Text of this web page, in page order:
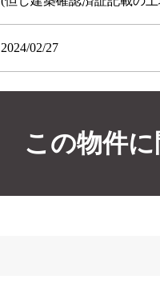
2024/02/27
この物件